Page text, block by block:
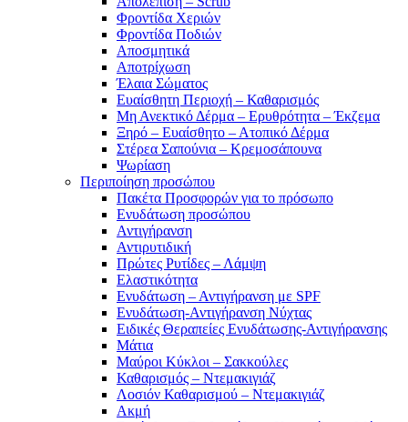
Φροντίδα Χεριών
Φροντίδα Ποδιών
Αποσμητικά
Αποτρίχωση
Έλαια Σώματος
Ευαίσθητη Περιοχή – Καθαρισμός
Μη Ανεκτικό Δέρμα – Ερυθρότητα – Έκζεμα
Ξηρό – Ευαίσθητο – Ατοπικό Δέρμα
Στέρεα Σαπούνια – Κρεμοσάπουνα
Ψωρίαση
Περιποίηση προσώπου
Πακέτα Προσφορών για το πρόσωπο
Ενυδάτωση προσώπου
Αντιγήρανση
Αντιρυτιδική
Πρώτες Ρυτίδες – Λάμψη
Ελαστικότητα
Ενυδάτωση – Αντιγήρανση με SPF
Ενυδάτωση-Αντιγήρανση Νύχτας
Ειδικές Θεραπείες Ενυδάτωσης-Αντιγήρανσης
Μάτια
Μαύροι Κύκλοι – Σακκούλες
Καθαρισμός – Ντεμακιγιάζ
Λοσιόν Καθαρισμού – Ντεμακιγιάζ
Ακμή